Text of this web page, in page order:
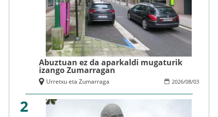
Abuztuan ez da aparkaldi mugaturik
izango Zumarragan
2026/08/03
Urretxu eta Zumarraga
2